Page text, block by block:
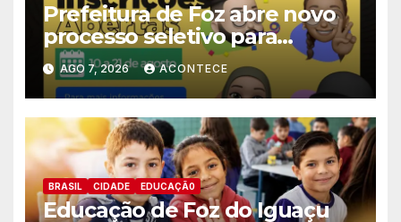
Prefeitura de Foz abre novo
processo seletivo para
estagiários
AGO 7, 2026 ACONTECE
BRASIL CIDADE EDUCAÇÃ0
Educação de Foz do Iguaçu